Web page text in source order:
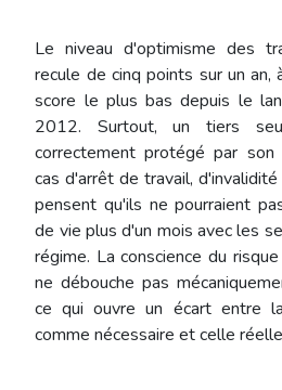
Le niveau d'optimisme des
recule de cinq points sur un
score le plus bas depuis le
2012. Surtout, un tiers
correctement protégé par
cas d'arrêt de travail,
pensent qu'ils ne pourraient
de vie plus d'un mois avec les
régime. La conscience du
ne débouche pas
ce qui ouvre un écart entre
comme nécessaire et celle